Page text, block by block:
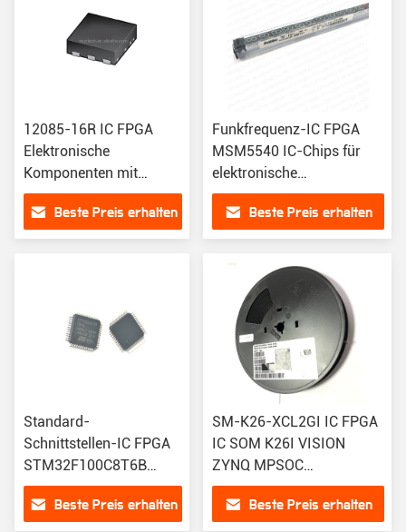
12085-16R IC FPGA
Elektronische
Komponenten mit
Programmspeichergröße
und Verbindungstyp
Beste Preis erhalten
Funkfrequenz-IC FPGA
MSM5540 IC-Chips für
elektronische
Komponenten und
StandardBeste Preis erhalten
Standard-
Schnittstellen-IC FPGA
STM32F100C8T6B
100%
Originalelektronischer
Beste Preis erhalten
SM-K26-XCL2GI IC FPGA
IC SOM K26I VISION
ZYNQ MPSOC
eingebettetes Modul ARM
Cortex-A53 Arm Cortex-
Beste Preis erhalten